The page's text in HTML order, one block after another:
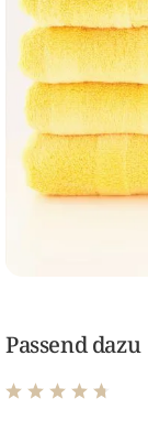
Passend dazu